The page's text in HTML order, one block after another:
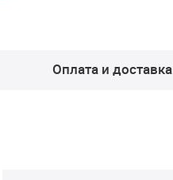
Оплата и доставка